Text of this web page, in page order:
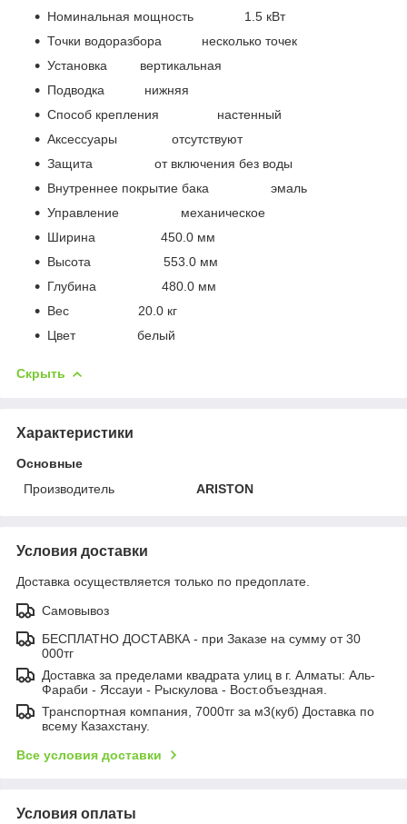
Номинальная мощность 1.5 кВт
Точки водоразбора несколько точек
Установка вертикальная
Подводка нижняя
Способ крепления настенный
Аксессуары отсутствуют
Защита от включения без воды
Внутреннее покрытие бака эмаль
Управление механическое
Ширина 450.0 мм
Высота 553.0 мм
Глубина 480.0 мм
Вес 20.0 кг
Цвет белый
Скрыть
Характеристики
Основные
Производитель
ARISTON
Условия доставки
Доставка осуществляется только по предоплате.
Самовывоз
БЕСПЛАТНО ДОСТАВКА - при Заказе на сумму от 30
000тг
Доставка за пределами квадрата улиц в г. Алматы: Аль-
Фараби - Яссауи - Рыскулова - Вост.объездная.
Транспортная компания, 7000тг за м3(куб) Доставка по
всему Казахстану.
Все условия доставки
Условия оплаты